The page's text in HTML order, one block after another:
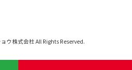
ウ株式会社 All Rights Reserved.